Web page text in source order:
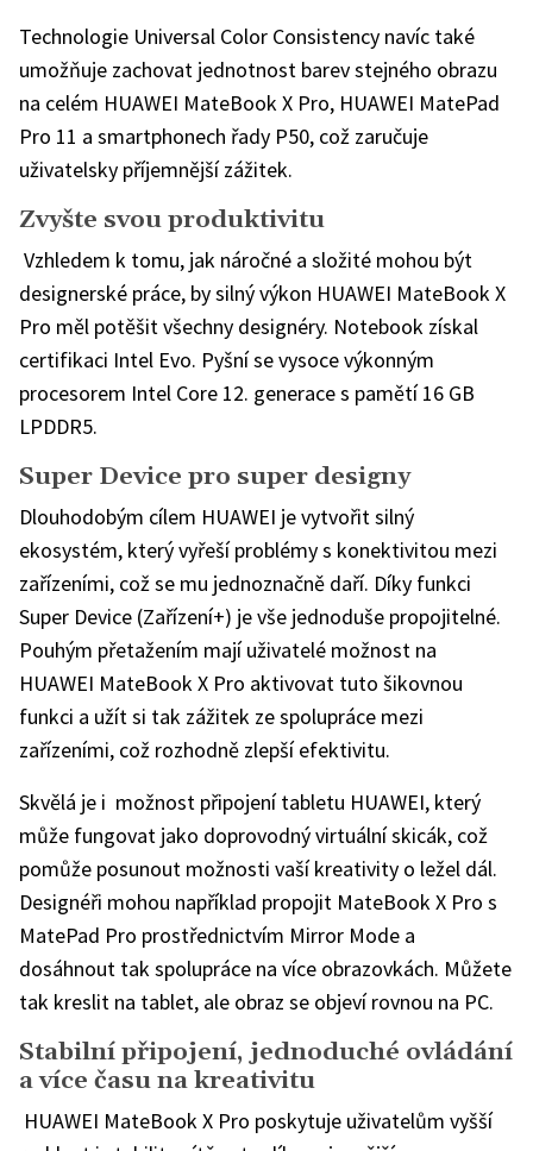
Technologie Universal Color Consistency navíc také
umožňuje zachovat jednotnost barev stejného obrazu
na celém HUAWEI MateBook X Pro, HUAWEI MatePad
Pro 11 a smartphonech řady P50, což zaručuje
uživatelsky příjemnější zážitek.
Zvyšte svou produktivitu
Vzhledem k tomu, jak náročné a složité mohou být
designerské práce, by silný výkon HUAWEI MateBook X
Pro měl potěšit všechny designéry. Notebook získal
certifikaci Intel Evo. Pyšní se vysoce výkonným
procesorem Intel Core 12. generace s pamětí 16 GB
LPDDR5.
Super Device pro super designy
Dlouhodobým cílem HUAWEI je vytvořit silný
ekosystém, který vyřeší problémy s konektivitou mezi
zařízeními, což se mu jednoznačně daří. Díky funkci
Super Device (Zařízení+) je vše jednoduše propojitelné.
Pouhým přetažením mají uživatelé možnost na
HUAWEI MateBook X Pro aktivovat tuto šikovnou
funkci a užít si tak zážitek ze spolupráce mezi
zařízeními, což rozhodně zlepší efektivitu.
Skvělá je i možnost připojení tabletu HUAWEI, který
může fungovat jako doprovodný virtuální skicák, což
pomůže posunout možnosti vaší kreativity o ležel dál.
Designéři mohou například propojit MateBook X Pro s
MatePad Pro prostřednictvím Mirror Mode a
dosáhnout tak spolupráce na více obrazovkách. Můžete
tak kreslit na tablet, ale obraz se objeví rovnou na PC.
Stabilní připojení, jednoduché ovládání
a více času na kreativitu
HUAWEI MateBook X Pro poskytuje uživatelům vyšší